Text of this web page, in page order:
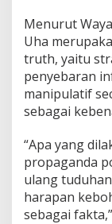
Menurut
Uha
truth, yaitu
penyebaran
manipulatif
sebagai
“Apa yang
propaganda
ulang
harapan
sebagai